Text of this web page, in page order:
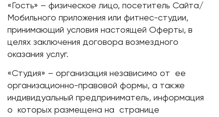
«Гость» – физическое лицо, посетитель Сайта/
Мобильного приложения или фитнес-студии,
принимающий условия настоящей Оферты, в
целях заключения договора возмездного
оказания услуг.
«Студия» – организация независимо от ее
организационно-правовой формы, а также
индивидуальный предприниматель, информация
о которых размещена на странице